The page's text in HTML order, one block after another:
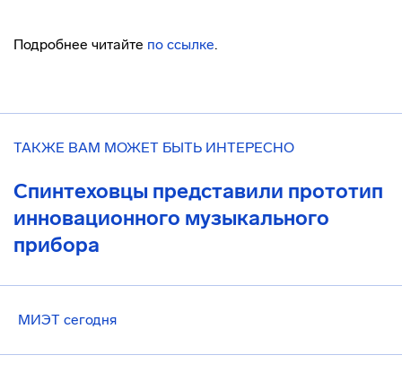
Подробнее читайте по ссылке.
ТАКЖЕ ВАМ МОЖЕТ БЫТЬ ИНТЕРЕСНО
Спинтеховцы представили прототип
инновационного музыкального
прибора
МИЭТ сегодня